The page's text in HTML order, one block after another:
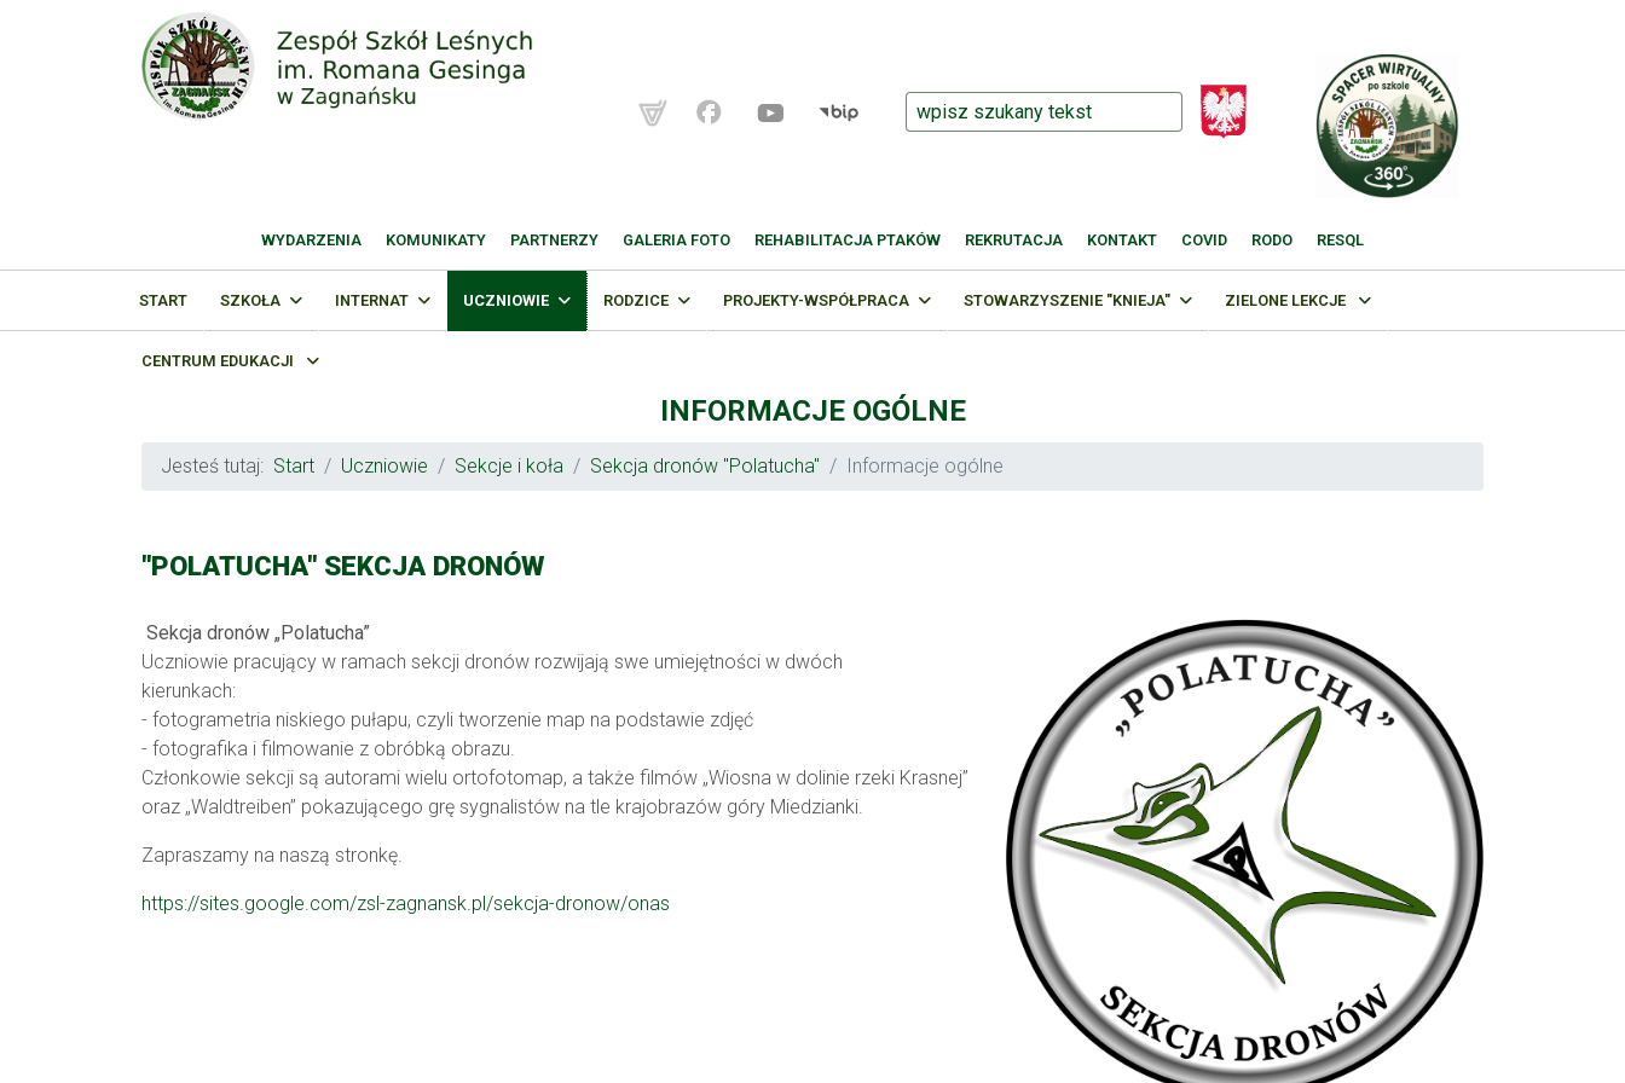
WYDARZENIA KOMUNIKATY PARTNERZY GALERIA FOTO REHABILITACJA PTAKÓW REKRUTACJA KONTAKT COVID RODO RESQL
START SZKOŁA INTERNAT UCZNIOWIE RODZICE PROJEKTY-WSPÓŁPRACA STOWARZYSZENIE "KNIEJA" ZIELONE LEKCJE
CENTRUM EDUKACJI
INFORMACJE OGÓLNE
Jesteś tutaj: Start Uczniowie Sekcje i koła Sekcja dronów "Polatucha" Informacje ogólne
"POLATUCHA" SEKCJA DRONÓW
Sekcja dronów „Polatucha”
Uczniowie pracujący w ramach sekcji dronów rozwijają swe umiejętności w dwóch
kierunkach:
- fotogrametria niskiego pułapu, czyli tworzenie map na podstawie zdjęć
- fotografika i filmowanie z obróbką obrazu.
Członkowie sekcji są autorami wielu ortofotomap, a także filmów „Wiosna w dolinie rzeki Krasnej”
oraz „Waldtreiben” pokazującego grę sygnalistów na tle krajobrazów góry Miedzianki.
Zapraszamy na naszą stronkę.
https://sites.google.com/zsl-zagnansk.pl/sekcja-dronow/onas